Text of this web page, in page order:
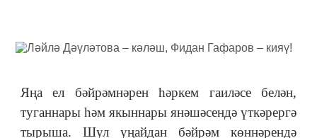
Яңа ел бәйрәмнәрен һәркем гаиләсе белән,
туганнары һәм якыннары янәшәсендә үткәрергә
тырыша. Шул уңайдан бәйрәм көннәрендә